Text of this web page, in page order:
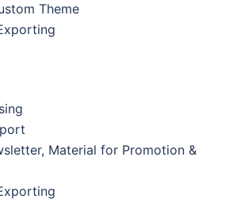
Theme
Material for Promotion &